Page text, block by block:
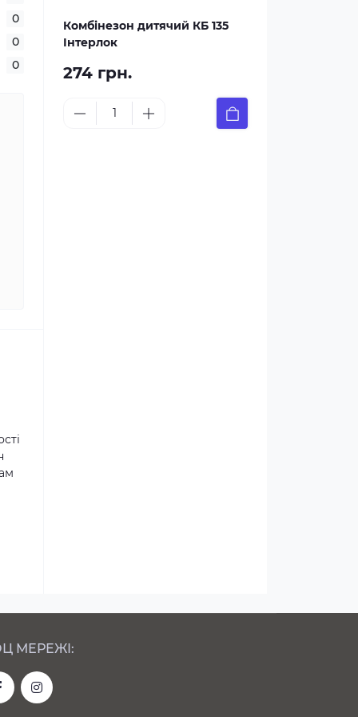
0
0
0
Комбінезон дитячий КБ 135
Інтерлок
274 грн.
МЕРЕЖІ: